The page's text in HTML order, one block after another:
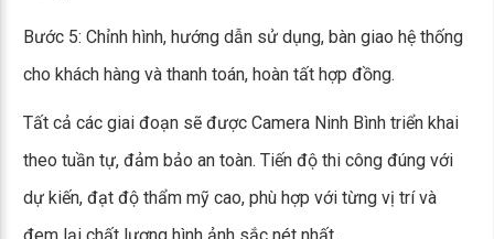
Bước 5: Chỉnh hình, hướng dẫn sử dụng, bàn giao hệ thống
cho khách hàng và thanh toán, hoàn tất hợp đồng.
Tất cả các giai đoạn sẽ được Camera Ninh Bình triển khai
theo tuần tự, đảm bảo an toàn. Tiến độ thi công đúng với
dự kiến, đạt độ thẩm mỹ cao, phù hợp với từng vị trí và